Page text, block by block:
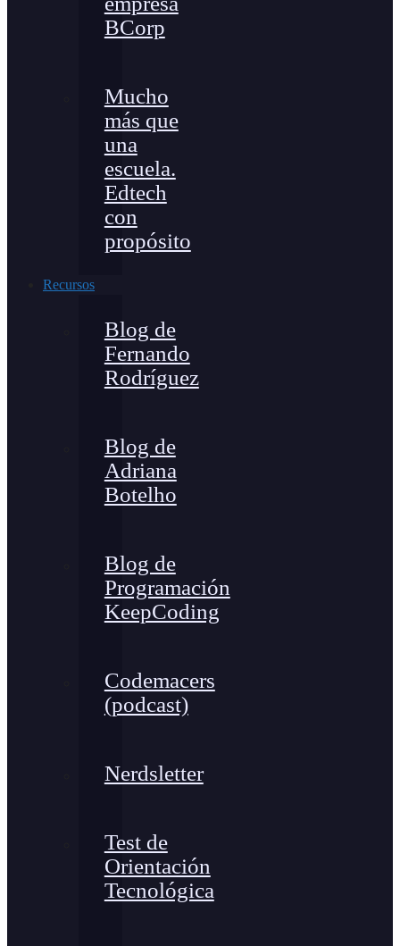
BCorp
Mucho
más que
una
escuela.
Edtech
con
propósito
Recursos
Blog de
Fernando
Rodríguez
Blog de
Adriana
Botelho
Blog de
Programación
KeepCoding
Codemacers
(podcast)
Nerdsletter
Test de
Orientación
Tecnológica